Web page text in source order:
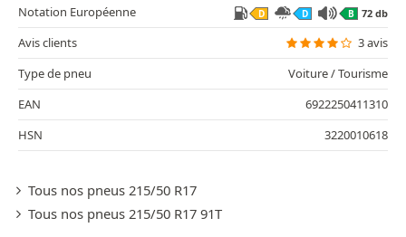
Notation Européenne
D D B 72 db
Avis clients
3 avis
Type de pneu
Voiture / Tourisme
EAN
6922250411310
HSN
3220010618
Tous nos pneus 215/50 R17
Tous nos pneus 215/50 R17 91T